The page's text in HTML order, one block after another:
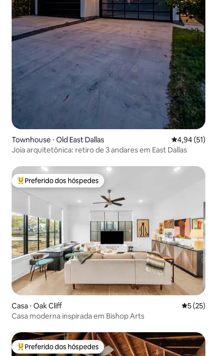
Townhouse ⋅ Old East Dallas 4,94 de uma
4,94 (51)
Joia arquitetônica: retiro de 3 andares em East Dallas
Entre os melhores preferidos dos hóspedes
Preferido dos hóspedes
Casa ⋅ Oak Cliff 5 de uma
5 (25)
Casa moderna inspirada em Bishop Arts
Entre os melhores preferidos dos hóspedes
Preferido dos hóspedes